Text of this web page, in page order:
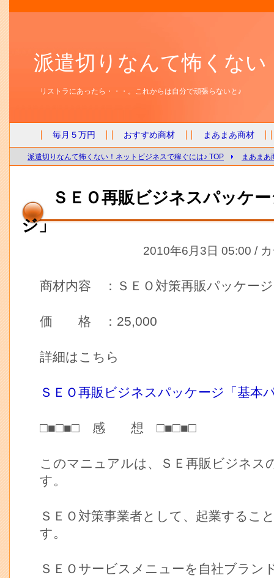
派遣切りなんて怖くな
リストラにあったら・・・。これからは自分で頑張らないと♪
毎月５万円 おすすめ商材 まあまあ商材
派遣切りなんて怖くない！ネットビジネスで稼ぐには♪ TOP まあまあ
ＳＥＯ再販ビジネスパッケ
ジ」
2010年6月3日 05:00 /
商材内容 ：ＳＥＯ対策再販パッケージ
価 格 ：25,000
詳細はこちら
ＳＥＯ再販ビジネスパッケージ「基本
□■□■□ 感 想 □■□■□
このマニュアルは、ＳＥ再販ビジネス
す。
ＳＥＯ対策事業者として、起業するこ
す。
ＳＥＯサービスメニューを自社ブラン